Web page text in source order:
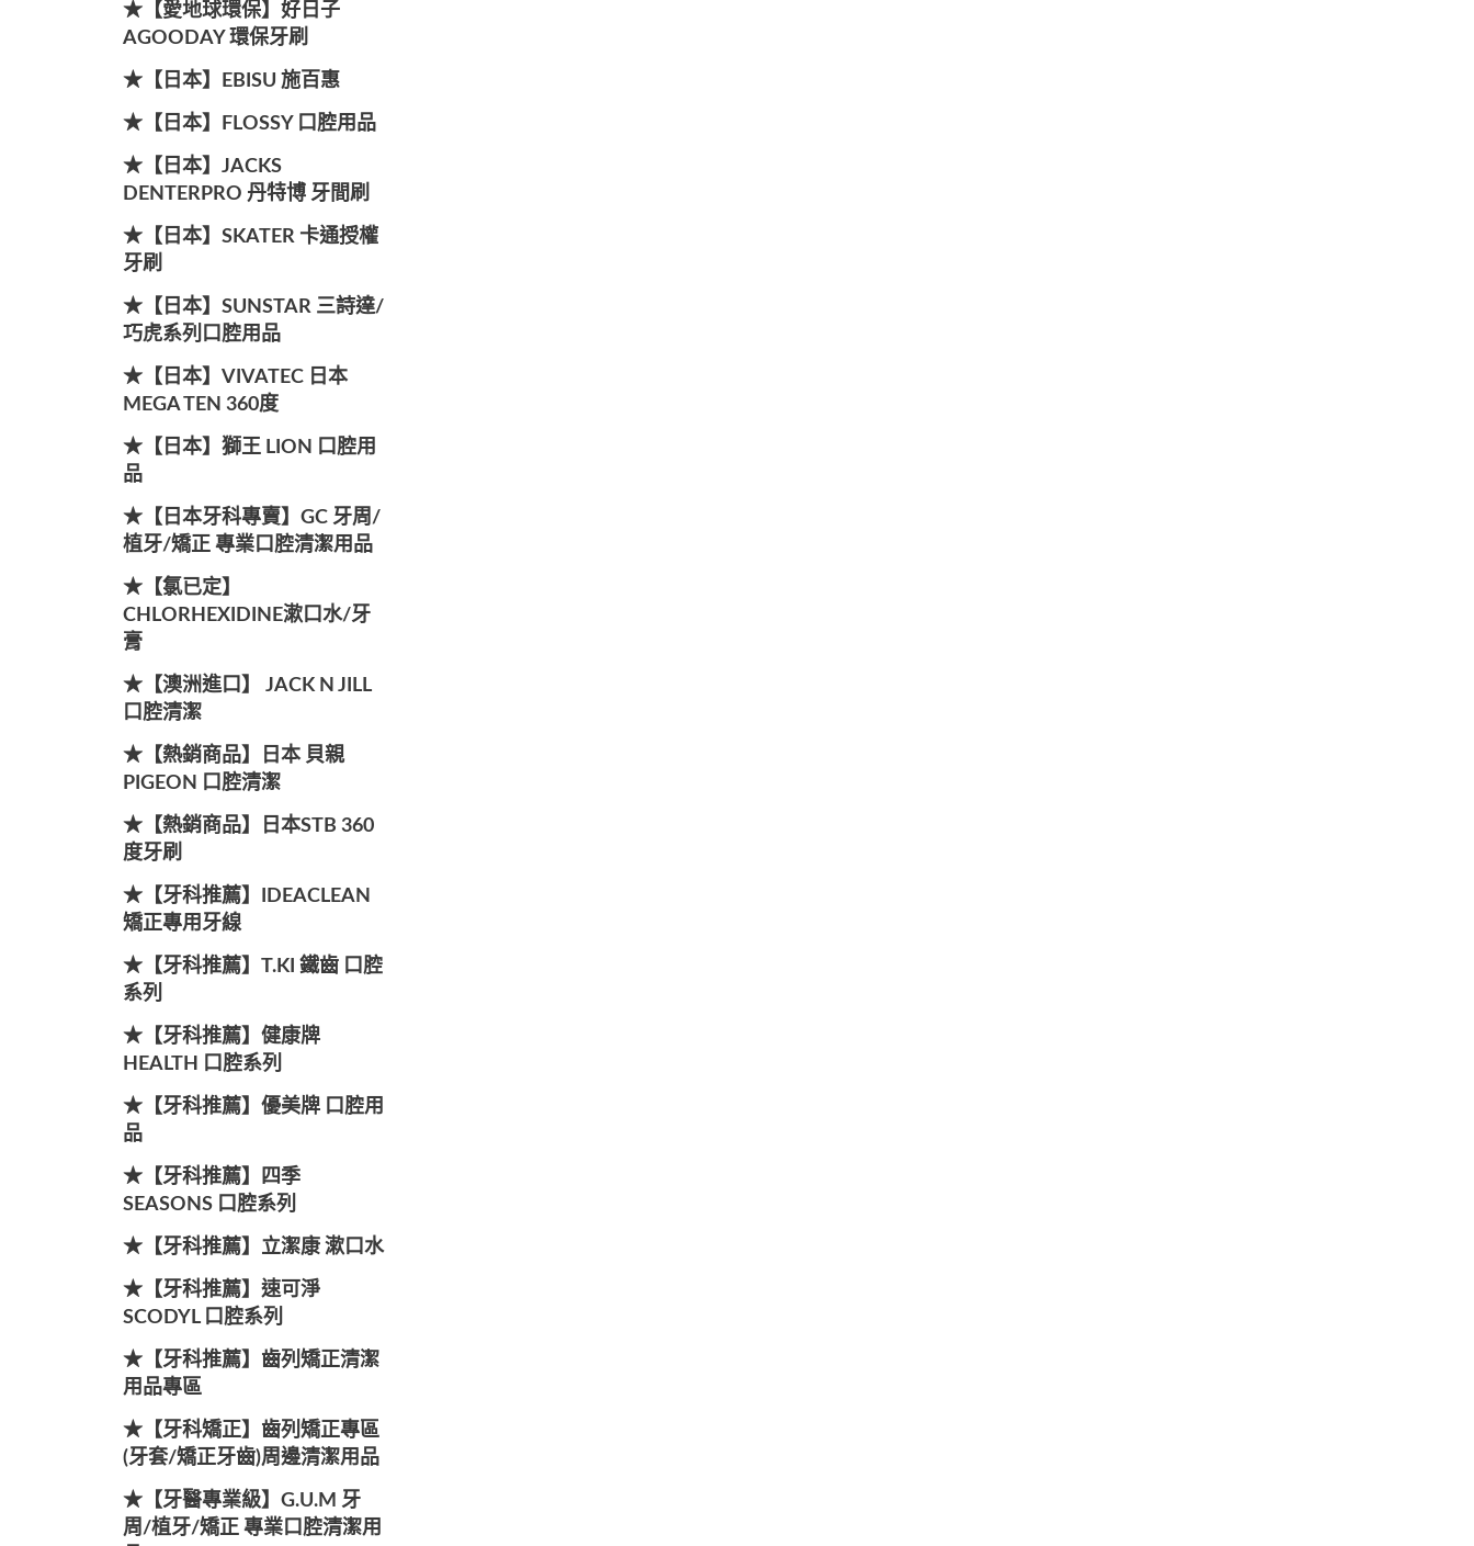
★【愛地球環保】好日子
AGOODAY 環保牙刷
★【日本】EBISU 施百惠
★【日本】FLOSSY 口腔用品
★【日本】JACKS
DENTERPRO 丹特博 牙間刷
★【日本】SKATER 卡通授權
牙刷
★【日本】SUNSTAR 三詩達/
巧虎系列口腔用品
★【日本】VIVATEC 日本
MEGA TEN 360度
★【日本】獅王 LION 口腔用
品
★【日本牙科專賣】GC 牙周/
植牙/矯正 專業口腔清潔用品
★【氯已定】
CHLORHEXIDINE漱口水/牙
膏
★【澳洲進口】 JACK N JILL
口腔清潔
★【熱銷商品】日本 貝親
PIGEON 口腔清潔
★【熱銷商品】日本STB 360
度牙刷
★【牙科推薦】IDEACLEAN
矯正專用牙線
★【牙科推薦】T.KI 鐵齒 口腔
系列
★【牙科推薦】健康牌
HEALTH 口腔系列
★【牙科推薦】優美牌 口腔用
品
★【牙科推薦】四季
SEASONS 口腔系列
★【牙科推薦】立潔康 漱口水
★【牙科推薦】速可淨
SCODYL 口腔系列
★【牙科推薦】齒列矯正清潔
用品專區
★【牙科矯正】齒列矯正專區
(牙套/矯正牙齒)周邊清潔用品
★【牙醫專業級】G.U.M 牙
周/植牙/矯正 專業口腔清潔用